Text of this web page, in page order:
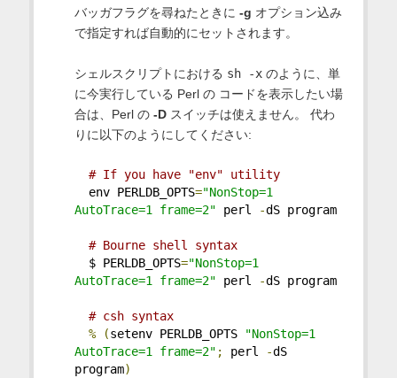
バッガフラグを尋ねたときに -g オプション込み
で指定すれば自動的にセットされます。
シェルスクリプトにおける sh -xのように、単
に今実行している Perl の コードを表示したい場
合は、Perl の -Dスイッチは使えません。 代わ
りに以下のようにしてください:
# If you have "env" utility
env PERLDB_OPTS="NonStop=1
AutoTrace=1 frame=2" perl -dS program
# Bourne shell syntax
$ PERLDB_OPTS="NonStop=1
AutoTrace=1 frame=2" perl -dS program
# csh syntax
%
(setenv PERLDB_OPTS
"NonStop=1
AutoTrace=1 frame=2" ; perl -dS
program)